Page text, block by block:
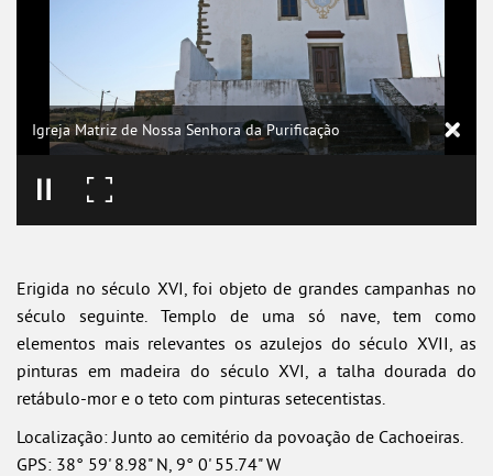
Igreja Matriz de Nossa Senhora da Purificação
Erigida no século XVI, foi objeto de grandes campanhas no
século seguinte. Templo de uma só nave, tem como
elementos mais relevantes os azulejos do século XVII, as
pinturas em madeira do século XVI, a talha dourada do
retábulo-mor e o teto com pinturas setecentistas.
Localização: Junto ao cemitério da povoação de Cachoeiras.
GPS: 38° 59' 8.98" N, 9° 0' 55.74" W